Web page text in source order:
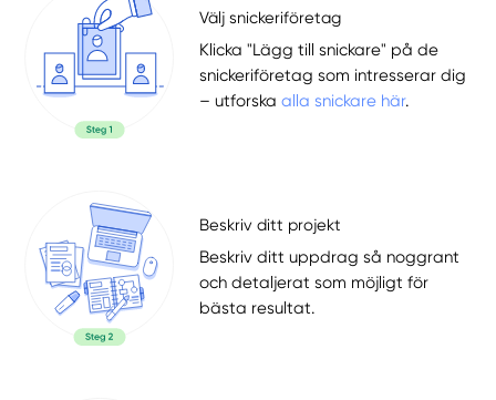
Välj snickeriföretag
Klicka "Lägg till snickare" på de
snickeriföretag som intresserar dig
– utforskaalla snickare här.
Beskriv ditt projekt
Beskriv ditt uppdrag så noggrant
och detaljerat som möjligt för
bästa resultat.